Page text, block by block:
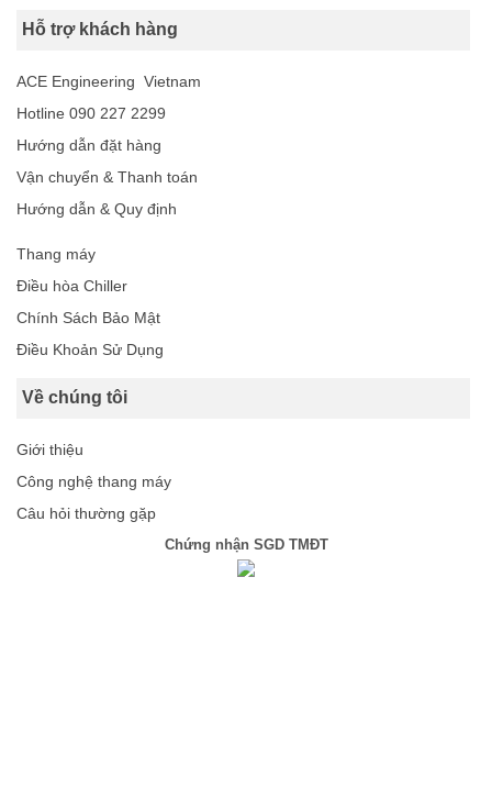
Hỗ trợ khách hàng
ACE Engineering Vietnam
Hotline 090 227 2299
Hướng dẫn đặt hàng
Vận chuyển & Thanh toán
Hướng dẫn & Quy định
Thang máy
Điều hòa Chiller
Chính Sách Bảo Mật
Điều Khoản Sử Dụng
Về chúng tôi
Giới thiệu
Công nghệ thang máy
Câu hỏi thường gặp
Chứng nhận SGD TMĐT